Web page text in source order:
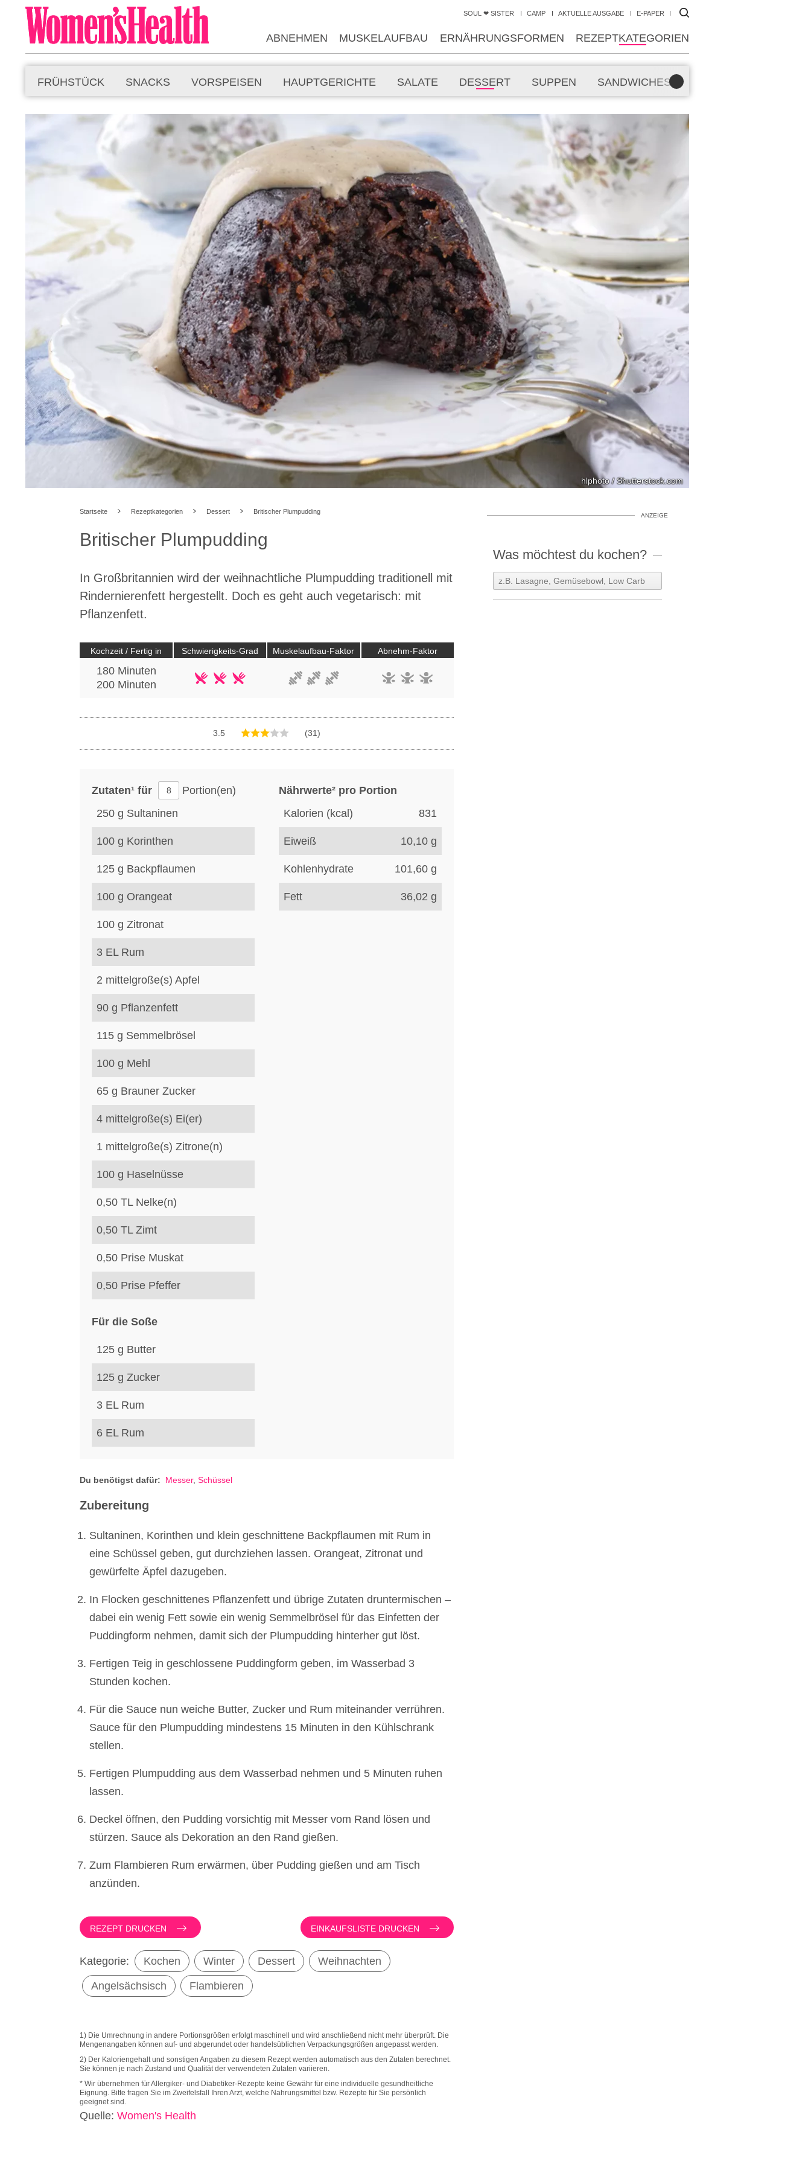
SOUL ❤ SISTER CAMP AKTUELLE AUSGABE E-PAPER
ABNEHMEN MUSKELAUFBAU ERNÄHRUNGSFORMEN REZEPTKATEGORIEN
FRÜHSTÜCK SNACKS VORSPEISEN HAUPTGERICHTE SALATE DESSERT SUPPEN SANDWICHES
hlphoto / Shutterstock.com
Startseite Rezeptkategorien Dessert Britischer Plumpudding
Britischer Plumpudding
In Großbritannien wird der weihnachtliche Plumpudding traditionell mit
Rindernierenfett hergestellt. Doch es geht auch vegetarisch: mit
Pflanzenfett.
Kochzeit / Fertig in Schwierigkeits-Grad Muskelaufbau-Faktor Abnehm-Faktor
180 Minuten
200 Minuten
3.5 (31)
Zutaten¹ für
Portion(en)
250 g Sultaninen
100 g Korinthen
125 g Backpflaumen
100 g Orangeat
100 g Zitronat
3 EL Rum
2 mittelgroße(s) Apfel
90 g Pflanzenfett
115 g Semmelbrösel
100 g Mehl
65 g Brauner Zucker
4 mittelgroße(s) Ei(er)
1 mittelgroße(s) Zitrone(n)
100 g Haselnüsse
0,50 TL Nelke(n)
0,50 TL Zimt
0,50 Prise Muskat
0,50 Prise Pfeffer
Für die Soße
125 g Butter
125 g Zucker
3 EL Rum
6 EL Rum
Nährwerte² pro Portion
Kalorien (kcal)
831
Eiweiß 10,10 g
Kohlenhydrate 101,60 g
Fett 36,02 g
Du benötigst dafür: Messer, Schüssel
Zubereitung
Sultaninen, Korinthen und klein geschnittene Backpflaumen mit Rum in
eine Schüssel geben, gut durchziehen lassen. Orangeat, Zitronat und
gewürfelte Äpfel dazugeben.
In Flocken geschnit­tenes Pflanzenfett und übrige Zutaten druntermischen –
dabei ein wenig Fett sowie ein wenig Semmelbrösel für das Einfetten der
Puddingform nehmen, damit sich der Plumpudding hinterher gut löst.
Fertigen Teig in geschlossene Puddingform geben, im Wasserbad 3
Stunden kochen.
Für die Sauce nun weiche Butter, Zucker und Rum miteinander verrühren.
Sauce für den Plumpudding mindestens 15 Minuten in den Kühlschrank
stellen.
Fertigen Plumpudding aus dem Wasserbad nehmen und 5 Minuten ruhen
lassen.
Deckel öffnen, den Pudding vorsichtig mit Messer vom Rand lösen und
stürzen. Sauce als Dekoration an den Rand gießen.
Zum Flambieren Rum erwärmen, über Pudding gießen und am Tisch
anzünden.
REZEPT DRUCKEN EINKAUFSLISTE DRUCKEN
Kategorie: Kochen Winter Dessert Weihnachten
Angelsächsisch Flambieren
1) Die Umrechnung in andere Portionsgrößen erfolgt maschinell und wird anschließend nicht mehr überprüft. Die
Mengenangaben können auf- und abgerundet oder handelsüblichen Verpackungsgrößen angepasst werden.
2) Der Kaloriengehalt und sonstigen Angaben zu diesem Rezept werden automatisch aus den Zutaten berechnet.
Sie können je nach Zustand und Qualität der verwendeten Zutaten variieren.
* Wir übernehmen für Allergiker- und Diabetiker-Rezepte keine Gewähr für eine individuelle gesundheitliche
Eignung. Bitte fragen Sie im Zweifelsfall Ihren Arzt, welche Nahrungsmittel bzw. Rezepte für Sie persönlich
geeignet sind.
Quelle: Women's Health
Was möchtest du kochen?